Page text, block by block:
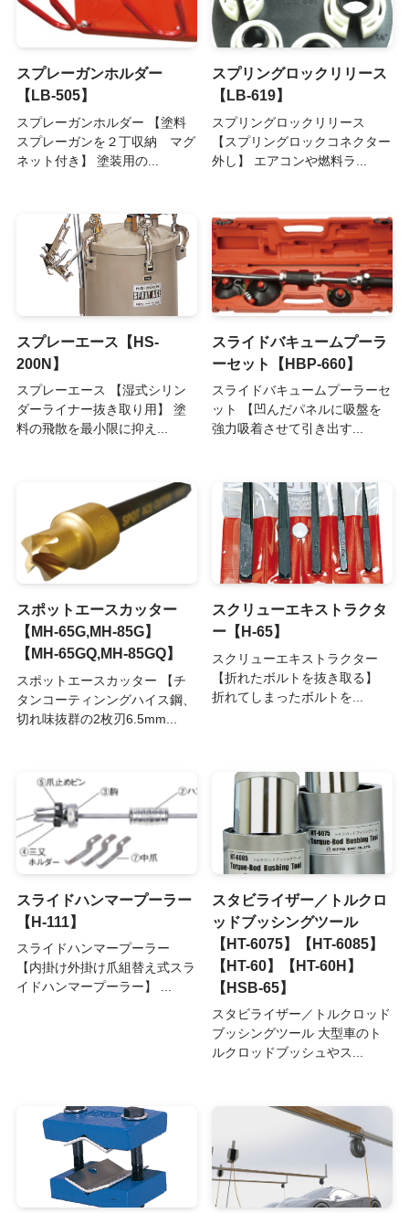
スプレーガンホルダー
【LB-505】
スプレーガンホルダー 【塗料
スプレーガンを２丁収納 マグ
ネット付き】 塗装用の...
スプリングロックリリース
【LB-619】
スプリングロックリリース
【スプリングロックコネクター
外し】 エアコンや燃料ラ...
スプレーエース【HS-
200N】
スプレーエース 【湿式シリン
ダーライナー抜き取り用】 塗
料の飛散を最小限に抑え...
スライドバキュームプーラ
ーセット【HBP-660】
スライドバキュームプーラーセ
ット 【凹んだパネルに吸盤を
強力吸着させて引き出す...
スポットエースカッター
【MH-65G,MH-85G】
【MH-65GQ,MH-85GQ】
スポットエースカッター 【チ
タンコーティンングハイス鋼、
切れ味抜群の2枚刃6.5mm...
スクリューエキストラクタ
ー【H-65】
スクリューエキストラクター
【折れたボルトを抜き取る】
折れてしまったボルトを...
スライドハンマープーラー
【H-111】
スライドハンマープーラー
【内掛け外掛け爪組替え式スラ
イドハンマープーラー】 ...
スタビライザー／トルクロ
ッドブッシングツール
【HT-6075】【HT-6085】
【HT-60】【HT-60H】
【HSB-65】
スタビライザー／トルクロッド
ブッシングツール 大型車のト
ルクロッドブッシュやス...